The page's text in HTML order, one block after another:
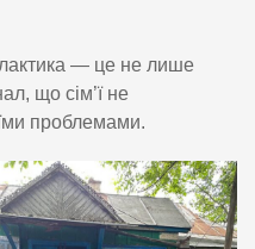
— це не лише
що сім’ї не
проблемами.